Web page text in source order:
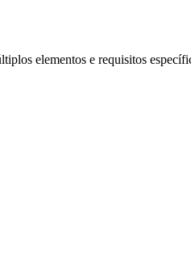
elementos e requisitos